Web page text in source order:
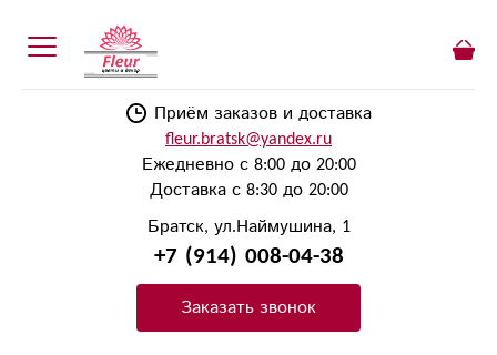
Приём заказов и доставка
fleur.bratsk@yandex.ru
Ежедневно с 8:00 до 20:00
Доставка с 8:30 до 20:00
Братск, ул.Наймушина, 1
+7 (914) 008-04-38
Заказать звонок